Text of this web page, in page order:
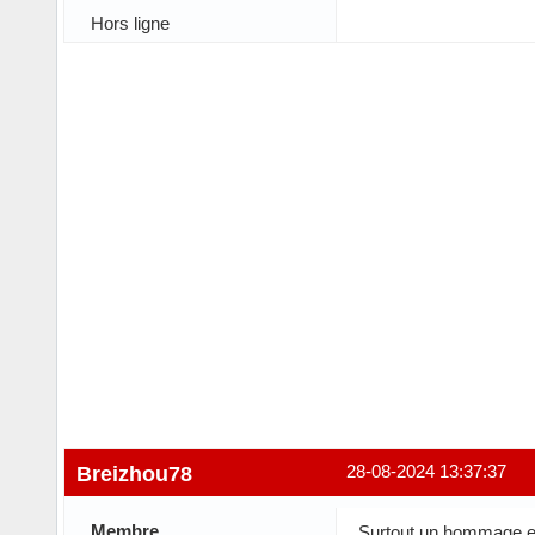
Hors ligne
28-08-2024 13:37:37
Breizhou78
Membre